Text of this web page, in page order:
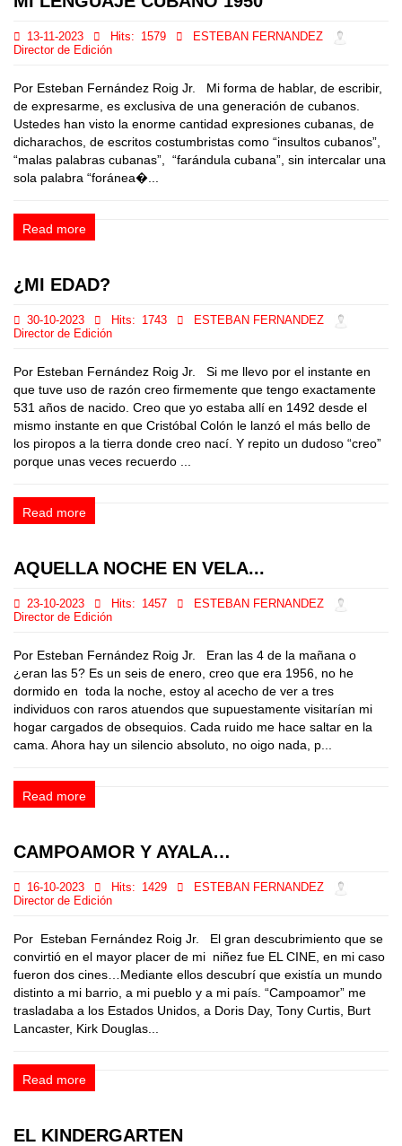
13-11-2023 Hits: 1579
ESTEBAN FERNANDEZ
Director de Edición
Por Esteban Fernández Roig Jr. Mi forma de hablar, de escribir,
de expresarme, es exclusiva de una generación de cubanos.
Ustedes han visto la enorme cantidad expresiones cubanas, de
dicharachos, de escritos costumbristas como “insultos cubanos”,
“malas palabras cubanas”, “farándula cubana”, sin intercalar una
sola palabra “foránea�...
Read more
¿MI EDAD?
30-10-2023 Hits: 1743
ESTEBAN FERNANDEZ
Director de Edición
Por Esteban Fernández Roig Jr. Si me llevo por el instante en
que tuve uso de razón creo firmemente que tengo exactamente
531 años de nacido. Creo que yo estaba allí en 1492 desde el
mismo instante en que Cristóbal Colón le lanzó el más bello de
los piropos a la tierra donde creo nací. Y repito un dudoso “creo”
porque unas veces recuerdo ...
Read more
AQUELLA NOCHE EN VELA...
23-10-2023 Hits: 1457
ESTEBAN FERNANDEZ
Director de Edición
Por Esteban Fernández Roig Jr. Eran las 4 de la mañana o
¿eran las 5? Es un seis de enero, creo que era 1956, no he
dormido en toda la noche, estoy al acecho de ver a tres
individuos con raros atuendos que supuestamente visitarían mi
hogar cargados de obsequios. Cada ruido me hace saltar en la
cama. Ahora hay un silencio absoluto, no oigo nada, p...
Read more
CAMPOAMOR Y AYALA…
16-10-2023 Hits: 1429
ESTEBAN FERNANDEZ
Director de Edición
Por Esteban Fernández Roig Jr. El gran descubrimiento que se
convirtió en el mayor placer de mi niñez fue EL CINE, en mi caso
fueron dos cines…Mediante ellos descubrí que existía un mundo
distinto a mi barrio, a mi pueblo y a mi país. “Campoamor” me
trasladaba a los Estados Unidos, a Doris Day, Tony Curtis, Burt
Lancaster, Kirk Douglas...
Read more
EL KINDERGARTEN